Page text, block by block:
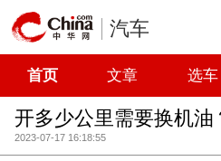
汽车
首页 文章 选车
开多少公里需要换机油
2023-07-17 16:18:55